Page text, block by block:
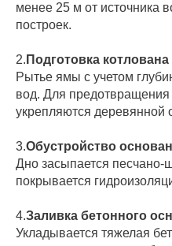
менее 25 м от источника
построек.
2. Подготовка котлована
Рытье ямы с учетом
вод. Для предотвращения
укрепляются деревянной
3.Обустройство
Дно засыпается
покрывается
4.Заливка бетонного
Укладывается тяжелая